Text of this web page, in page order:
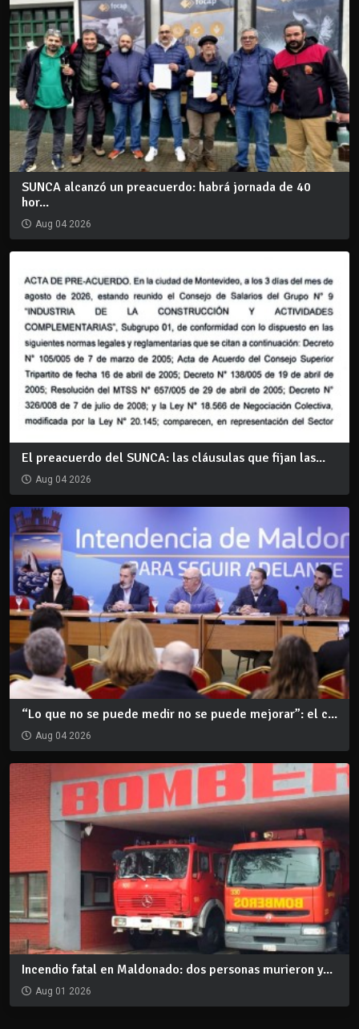
SUNCA alcanzó un preacuerdo: habrá jornada de 40
hor...
Aug 04 2026
El preacuerdo del SUNCA: las cláusulas que fijan las...
Aug 04 2026
“Lo que no se puede medir no se puede mejorar”: el c...
Aug 04 2026
Incendio fatal en Maldonado: dos personas murieron y...
Aug 01 2026